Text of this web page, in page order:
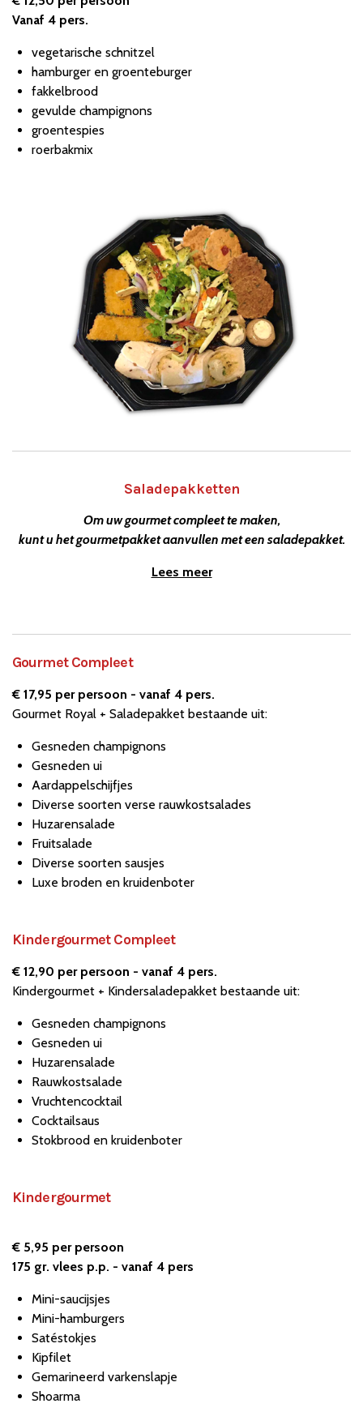
Vanaf 4 pers.
vegetarische schnitzel
hamburger en groenteburger
fakkelbrood
gevulde champignons
groentespies
roerbakmix
Saladepakketten
Om uw gourmet compleet te maken,
kunt u het gourmetpakket aanvullen met een saladepakket.
Lees meer
Gourmet Compleet
€ 17,95 per persoon - vanaf 4 pers.
Gourmet Royal + Saladepakket bestaande uit:
Gesneden champignons
Gesneden ui
Aardappelschijfjes
Diverse soorten verse rauwkostsalades
Huzarensalade
Fruitsalade
Diverse soorten sausjes
Luxe broden en kruidenboter
Kindergourmet Compleet
€ 12,90 per persoon - vanaf 4 pers.
Kindergourmet + Kindersaladepakket bestaande uit:
Gesneden champignons
Gesneden ui
Huzarensalade
Rauwkostsalade
Vruchtencocktail
Cocktailsaus
Stokbrood en kruidenboter
Kindergourmet
€ 5,95 per persoon
175 gr. vlees p.p. - vanaf 4 pers
Mini-saucijsjes
Mini-hamburgers
Satéstokjes
Kipfilet
Gemarineerd varkenslapje
Shoarma